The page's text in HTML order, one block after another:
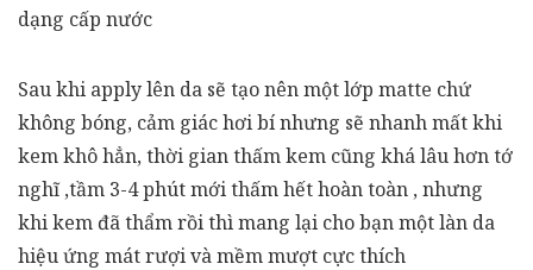
dạng cấp nước
Sau khi apply lên da sẽ tạo nên một lớp matte chứ
không bóng, cảm giác hơi bí nhưng sẽ nhanh mất khi
kem khô hẳn, thời gian thấm kem cũng khá lâu hơn tớ
nghĩ ,tầm 3-4 phút mới thấm hết hoàn toàn , nhưng
khi kem đã thẩm rồi thì mang lại cho bạn một làn da
hiệu ứng mát rượi và mềm mượt cực thích